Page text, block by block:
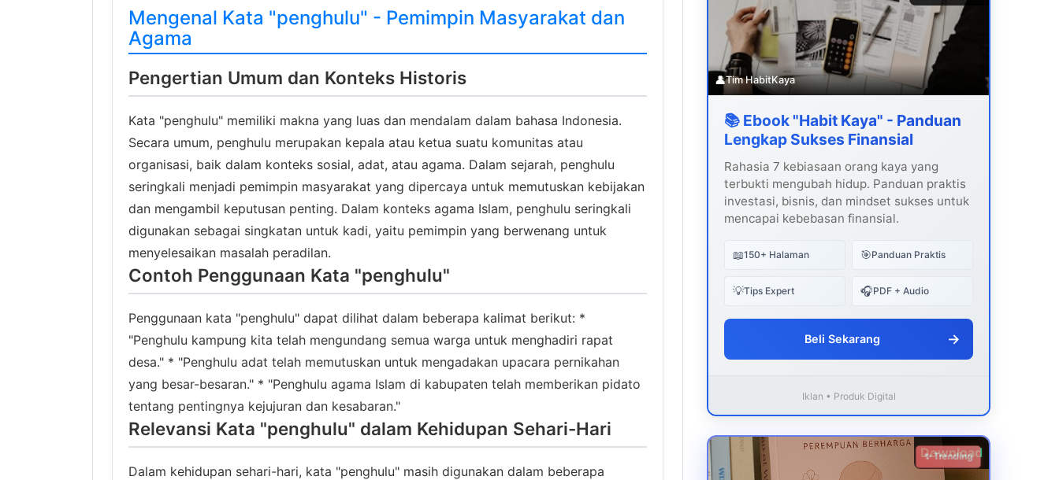
Mengenal Kata "penghulu" - Pemimpin Masyarakat dan
Agama
Pengertian Umum dan Konteks Historis
Kata "penghulu" memiliki makna yang luas dan mendalam dalam bahasa Indonesia.
Secara umum, penghulu merupakan kepala atau ketua suatu komunitas atau
organisasi, baik dalam konteks sosial, adat, atau agama. Dalam sejarah, penghulu
seringkali menjadi pemimpin masyarakat yang dipercaya untuk memutuskan kebijakan
dan mengambil keputusan penting. Dalam konteks agama Islam, penghulu seringkali
digunakan sebagai singkatan untuk kadi, yaitu pemimpin yang berwenang untuk
menyelesaikan masalah peradilan.
Contoh Penggunaan Kata "penghulu"
Penggunaan kata "penghulu" dapat dilihat dalam beberapa kalimat berikut: *
"Penghulu kampung kita telah mengundang semua warga untuk menghadiri rapat
desa." * "Penghulu adat telah memutuskan untuk mengadakan upacara pernikahan
yang besar-besaran." * "Penghulu agama Islam di kabupaten telah memberikan pidato
tentang pentingnya kejujuran dan kesabaran."
Relevansi Kata "penghulu" dalam Kehidupan Sehari-Hari
Dalam kehidupan sehari-hari, kata "penghulu" masih digunakan dalam beberapa
👤Tim HabitKaya
📚 Ebook "Habit Kaya" - Panduan
Lengkap Sukses Finansial
Rahasia 7 kebiasaan orang kaya yang
terbukti mengubah hidup. Panduan praktis
investasi, bisnis, dan mindset sukses untuk
mencapai kebebasan finansial.
📖150+ Halaman 🎯Panduan Praktis
💡Tips Expert 🎧PDF + Audio
Beli Sekarang →
Iklan • Produk Digital
Download
✨ Trending